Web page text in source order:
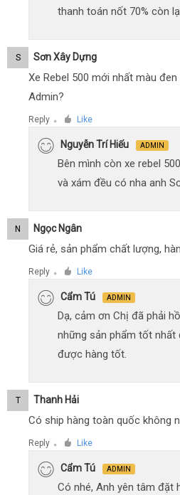
thanh toán nốt 70% còn
S Sơn Xây Dựng
Xe Rebel 500 mới nhất màu
Admin?
Reply ● Like
Nguyễn Trí Hiếu ADMIN
Bên mình còn xe rebel
và xám đều có nha anh
N Ngọc Ngân
Giá rẻ, sản phẩm chất lượng,
Reply ● Like
Cẩm Tú ADMIN
Dạ, cảm ơn Chị đã phải
những sản phẩm tốt nhất
được hàng tốt.
T Thanh Hải
Có ship hàng toàn quốc không
Reply ● Like
Cẩm Tú ADMIN
Có nhé, Anh yên tâm đặt